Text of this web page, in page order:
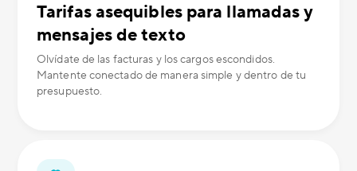
Tarifas asequibles para llamadas y
mensajes de texto
Olvídate de las facturas y los cargos escondidos.
Mantente conectado de manera simple y dentro de tu
presupuesto.